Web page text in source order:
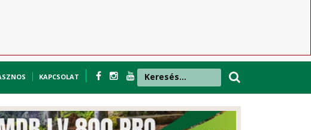
KAPCSOLAT